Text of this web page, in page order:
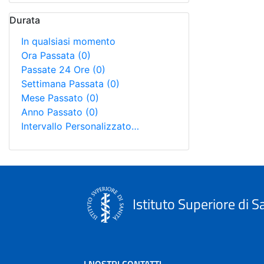
Durata
In qualsiasi momento
Ora Passata (0)
Passate 24 Ore (0)
Settimana Passata (0)
Mese Passato (0)
Anno Passato (0)
Intervallo Personalizzato…
Istituto Superiore di